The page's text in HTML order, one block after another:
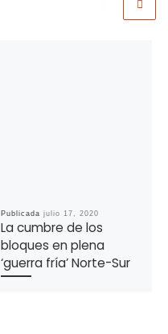
Publicada julio 17, 2020
La cumbre de los
bloques en plena
‘guerra fría’ Norte-Sur